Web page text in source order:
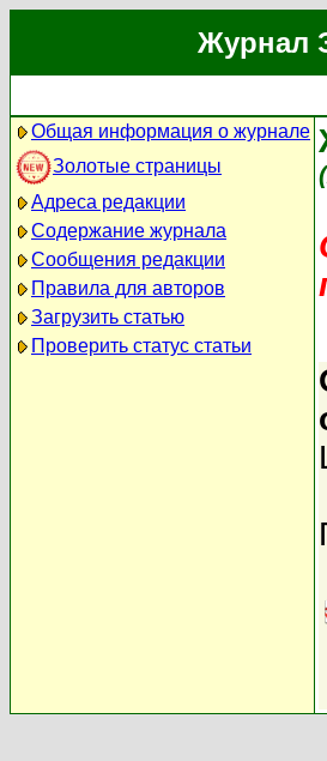
Журнал
Общая информация о журнале
Золотые страницы
Адреса редакции
Содержание журнала
Сообщения редакции
Правила для авторов
Загрузить статью
Проверить статус статьи